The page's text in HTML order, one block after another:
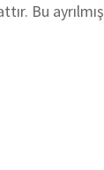
Bu ayrılmış